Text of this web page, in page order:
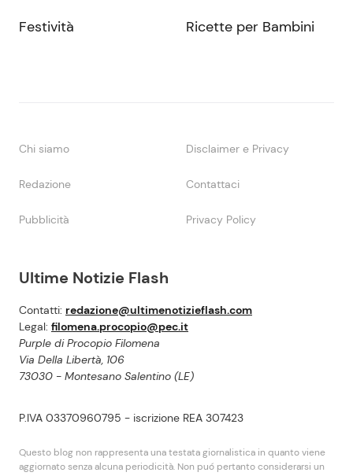
Ultime Notizie Flash
Contatti: redazione@ultimenotizieflash.com
Legal: filomena.procopio@pec.it
Purple di Procopio Filomena
Via Della Libertà, 106
73030 - Montesano Salentino (LE)
P.IVA 03370960795 - iscrizione REA 307423
Questo blog non rappresenta una testata giornalistica in quanto viene
aggiornato senza alcuna periodicità. Non puó pertanto considerarsi un
Festività Ricette per Bambini
Chi siamo Disclaimer e Privacy
Redazione Contattaci
Pubblicità Privacy Policy